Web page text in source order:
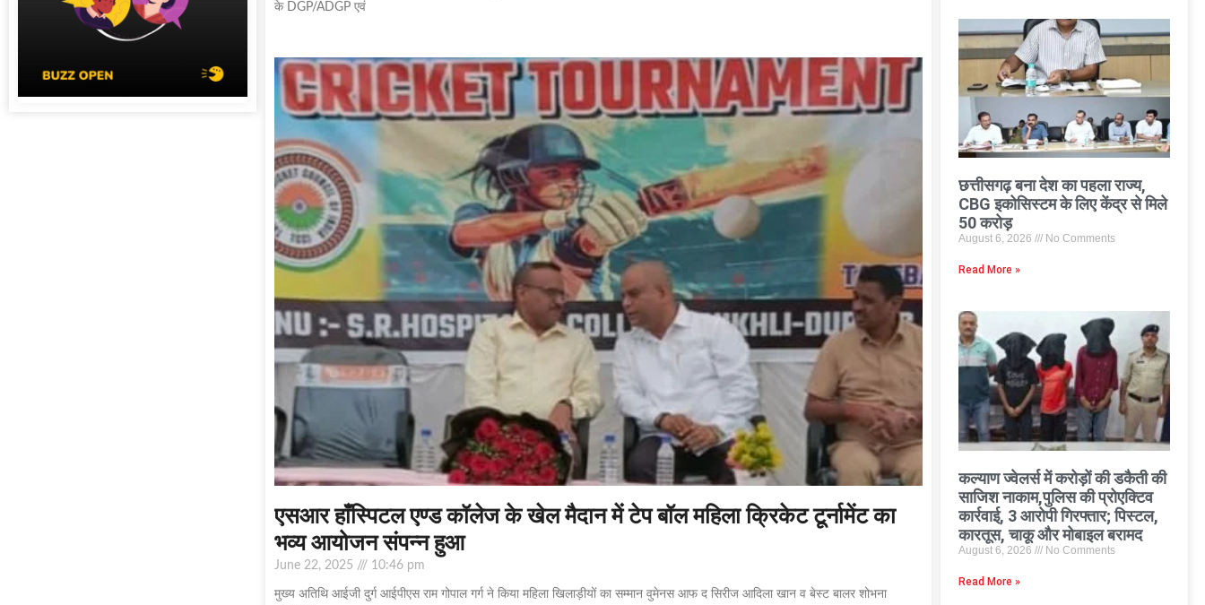
के DGP/ADGP एवं
एसआर हाँस्पिटल एण्ड कॉलेज के खेल मैदान में टेप बॉल महिला क्रिकेट टूर्नामेंट का
भव्य आयोजन संपन्न हुआ
June 22, 2025 10:46 pm
मुख्य अतिथि आईजी दुर्ग आईपीएस राम गोपाल गर्ग ने किया महिला खिलाड़ीयों का सम्मान वुमेनस आफ द सिरीज आदिला खान व बेस्ट बालर शोभना
छत्तीसगढ़ बना देश का पहला राज्य,
CBG इकोसिस्टम के लिए केंद्र से मिले
50 करोड़
August 6, 2026 No Comments
Read More »
कल्याण ज्वेलर्स में करोड़ों की डकैती की
साजिश नाकाम,पुलिस की प्रोएक्टिव
कार्रवाई, 3 आरोपी गिरफ्तार; पिस्टल,
कारतूस, चाकू और मोबाइल बरामद
August 6, 2026 No Comments
Read More »